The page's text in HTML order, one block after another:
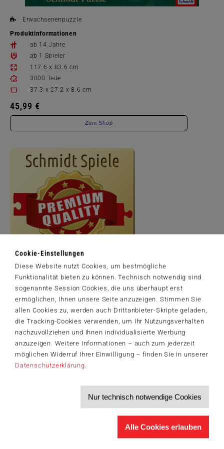
Cookie-Einstellungen
Diese Website nutzt Cookies, um bestmögliche
Funktionalität bieten zu können. Technisch notwendig sind
sogenannte Session Cookies, die uns überhaupt erst
ermöglichen, Ihnen unsere Seite anzuzeigen. Stimmen Sie
allen Cookies zu, werden auch Drittanbieter-Skripte geladen,
die Tracking-Cookies verwenden, um Ihr Nutzungsverhalten
nachzuvollziehen und Ihnen individualisierte Werbung
anzuzeigen. Weitere Informationen – auch zum jederzeit
möglichen Widerruf Ihrer Einwilligung – finden Sie in unserer
Datenschutzerklärung
Nur technisch notwendige Cookies
Alle Cookies erlauben
Erwachsenenpuzzle
Produktinformationen
ab 14 Jahre
ab 1 Spieler
117.6 x 83.6 cm
3000 Teile
37.3 x 27.2 x 8.6 cm
45,99 €
Zum Shop
Artikelnummer: 59482
The Village Lighthouse ©2002 The Kinkade Family Foundation
Der Schmidt-Spiele-Newsletter
Jetzt anmelden und 5€ Willkommensrabatt sichern
Bleiben Sie auf dem Laufenden zu Neuheiten, Trends und aktuellen
Aktuelle Themen und Trends aus der Spielewelt
Informationen zu Veranstaltungen und Aktionen